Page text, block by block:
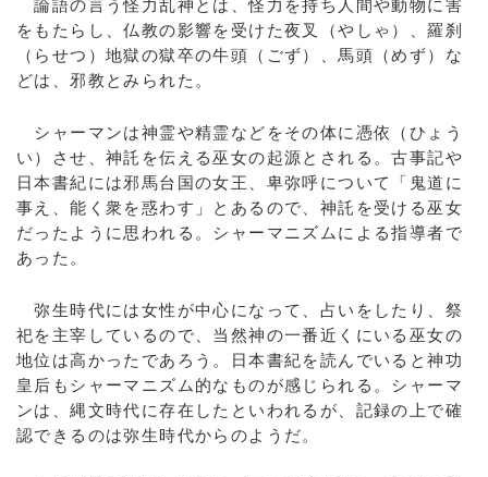
論語の言う怪力乱神とは、怪力を持ち人間や動物に害
をもたらし、仏教の影響を受けた夜叉（やしゃ）、羅刹
（らせつ）地獄の獄卒の牛頭（ごず）、馬頭（めず）な
どは、邪教とみられた。
シャーマンは神霊や精霊などをその体に憑依（ひょう
い）させ、神託を伝える巫女の起源とされる。古事記や
日本書紀には邪馬台国の女王、卑弥呼について「鬼道に
事え、能く衆を惑わす」とあるので、神託を受ける巫女
だったように思われる。シャーマニズムによる指導者で
あった。
弥生時代には女性が中心になって、占いをしたり、祭
祀を主宰しているので、当然神の一番近くにいる巫女の
地位は高かったであろう。日本書紀を読んでいると神功
皇后もシャーマニズム的なものが感じられる。シャーマ
ンは、縄文時代に存在したといわれるが、記録の上で確
認できるのは弥生時代からのようだ。